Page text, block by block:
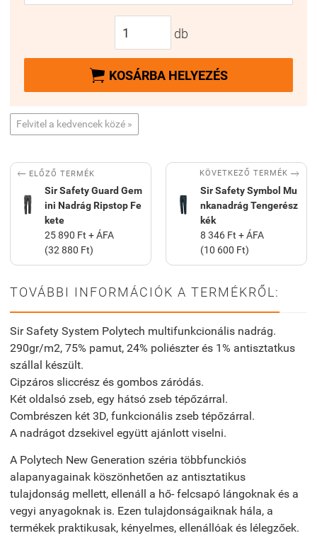
db
 KOSÁRBA HELYEZÉS
Felvitel a kedvencek közé »
 ELŐZŐ TERMÉK
Sir Safety Guard Gem
ini Nadrág Ripstop Fe
kete
25 890 Ft + ÁFA
(32 880 Ft)
KÖVETKEZŐ TERMÉK 
Sir Safety Symbol Mu
nkanadrág Tengerész
kék
8 346 Ft + ÁFA
(10 600 Ft)
TOVÁBBI INFORMÁCIÓK A TERMÉKRŐL:
Sir Safety System Polytech multifunkcionális nadrág.
290gr/m2, 75% pamut, 24% poliészter és 1% antisztatkus
szállal készült.
Cipzáros sliccrész és gombos záródás.
Két oldalsó zseb, egy hátsó zseb tépőzárral.
Combrészen két 3D, funkcionális zseb tépőzárral.
A nadrágot dzsekivel együtt ajánlott viselni.
A Polytech New Generation széria többfunckiós
alapanyagainak köszönhetően az antisztatikus
tulajdonság mellett, ellenáll a hő- felcsapó lángoknak és a
vegyi anyagoknak is. Ezen tulajdonságaiknak hála, a
termékek praktikusak, kényelmes, ellenállóak és lélegzőek.